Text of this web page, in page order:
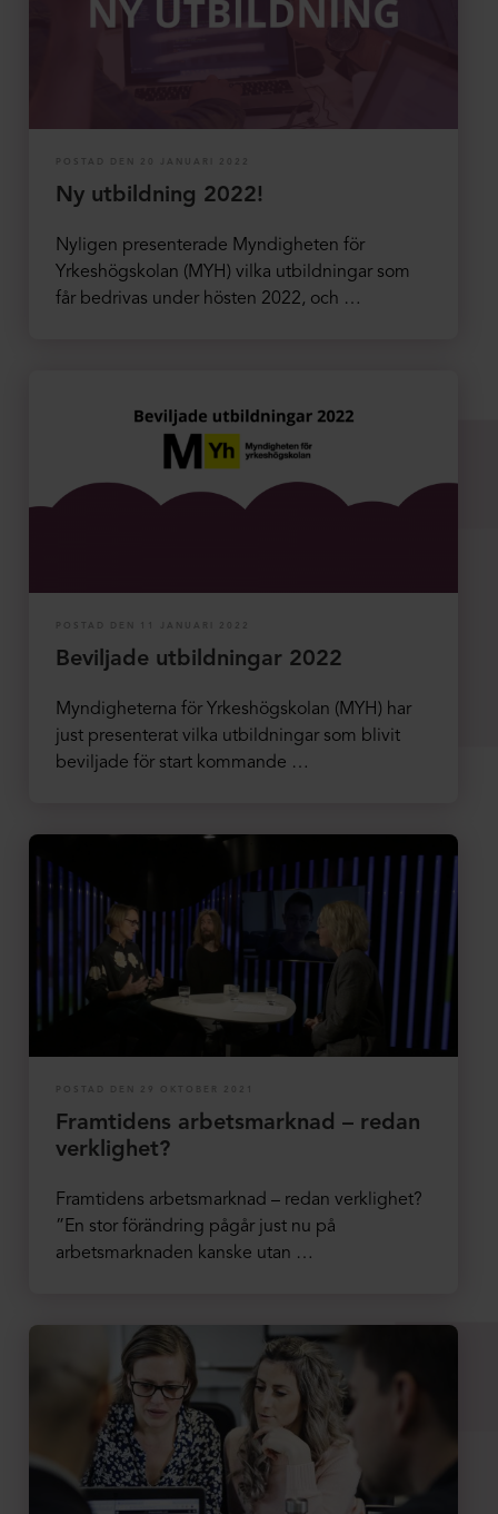
POSTAD DEN 20 JANUARI 2022
Ny utbildning 2022!
Nyligen presenterade Myndigheten för
Yrkeshögskolan (MYH) vilka utbildningar som
får bedrivas under hösten 2022, och …
POSTAD DEN 11 JANUARI 2022
Beviljade utbildningar 2022
Myndigheterna för Yrkeshögskolan (MYH) har
just presenterat vilka utbildningar som blivit
beviljade för start kommande …
POSTAD DEN 29 OKTOBER 2021
Framtidens arbetsmarknad – redan
verklighet?
Framtidens arbetsmarknad – redan verklighet?
”En stor förändring pågår just nu på
arbetsmarknaden kanske utan …